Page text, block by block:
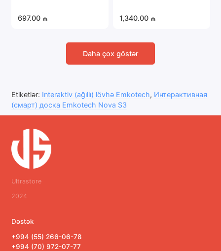
697.00 ₼ 1,340.00 ₼
Daha çox göstər
Etiketlər: Interaktiv (ağıllı) lövhə Emkotech, Интерактивная
(смарт) доска Emkotech Nova S3
Ultrastore
2024
Dəstək
+994 (55) 266-06-78
+994 (70) 972-07-77